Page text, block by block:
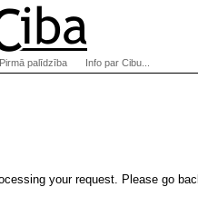
your request. Please go
Pirmā palīdzība Info par Cibu...